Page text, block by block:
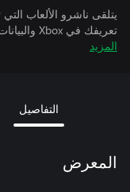
يتلقى ناشرو الألعاب
تعريفك في Xbox والبيانات المقترنة بينما تمارس الألعاب.
المزيد
التفاصيل
المعرض